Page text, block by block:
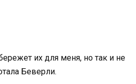
их для меня, но так и не
Беверли.